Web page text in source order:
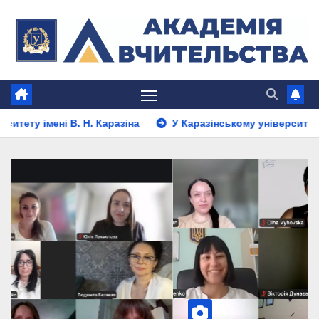
вмісту
В. Н. Каразіна У Каразінському університеті успішно